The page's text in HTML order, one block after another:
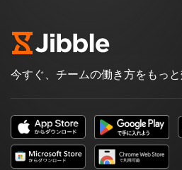
今すぐ、チームの働き方をもっと